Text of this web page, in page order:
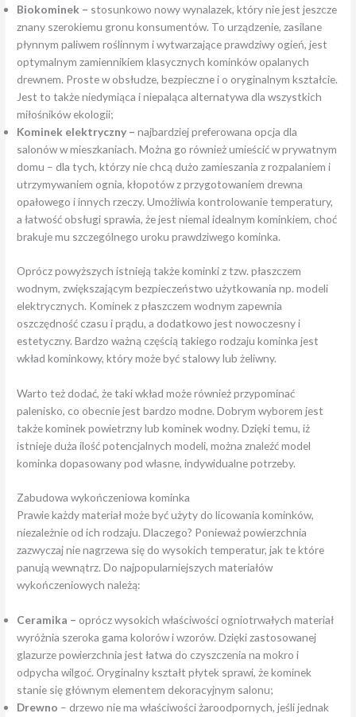
Biokominek – stosunkowo nowy wynalazek, który nie jest jeszcze
znany szerokiemu gronu konsumentów. To urządzenie, zasilane
płynnym paliwem roślinnym i wytwarzające prawdziwy ogień, jest
optymalnym zamiennikiem klasycznych kominków opalanych
drewnem. Proste w obsłudze, bezpieczne i o oryginalnym kształcie.
Jest to także niedymiąca i niepaląca alternatywa dla wszystkich
miłośników ekologii;
Kominek elektryczny – najbardziej preferowana opcja dla
salonów w mieszkaniach. Można go również umieścić w prywatnym
domu – dla tych, którzy nie chcą dużo zamieszania z rozpalaniem i
utrzymywaniem ognia, kłopotów z przygotowaniem drewna
opałowego i innych rzeczy. Umożliwia kontrolowanie temperatury,
a łatwość obsługi sprawia, że jest niemal idealnym kominkiem, choć
brakuje mu szczególnego uroku prawdziwego kominka.
Oprócz powyższych istnieją także kominki z tzw. płaszczem
wodnym, zwiększającym bezpieczeństwo użytkowania np. modeli
elektrycznych. Kominek z płaszczem wodnym zapewnia
oszczędność czasu i prądu, a dodatkowo jest nowoczesny i
estetyczny. Bardzo ważną częścią takiego rodzaju kominka jest
wkład kominkowy, który może być stalowy lub żeliwny.
Warto też dodać, że taki wkład może również przypominać
palenisko, co obecnie jest bardzo modne. Dobrym wyborem jest
także kominek powietrzny lub kominek wodny. Dzięki temu, iż
istnieje duża ilość potencjalnych modeli, można znaleźć model
kominka dopasowany pod własne, indywidualne potrzeby.
Zabudowa wykończeniowa kominka
Prawie każdy materiał może być użyty do licowania kominków,
niezależnie od ich rodzaju. Dlaczego? Ponieważ powierzchnia
zazwyczaj nie nagrzewa się do wysokich temperatur, jak te które
panują wewnątrz. Do najpopularniejszych materiałów
wykończeniowych należą:
Ceramika – oprócz wysokich właściwości ogniotrwałych materiał
wyróżnia szeroka gama kolorów i wzorów. Dzięki zastosowanej
glazurze powierzchnia jest łatwa do czyszczenia na mokro i
odpycha wilgoć. Oryginalny kształt płytek sprawi, że kominek
stanie się głównym elementem dekoracyjnym salonu;
Drewno – drzewo nie ma właściwości żaroodpornych, jeśli jednak